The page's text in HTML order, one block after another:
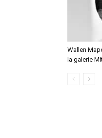
Wallen
la galerie